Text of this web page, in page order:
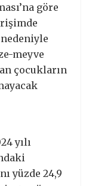
göre
meyve
çocukların
yılı
yüzde 24,9